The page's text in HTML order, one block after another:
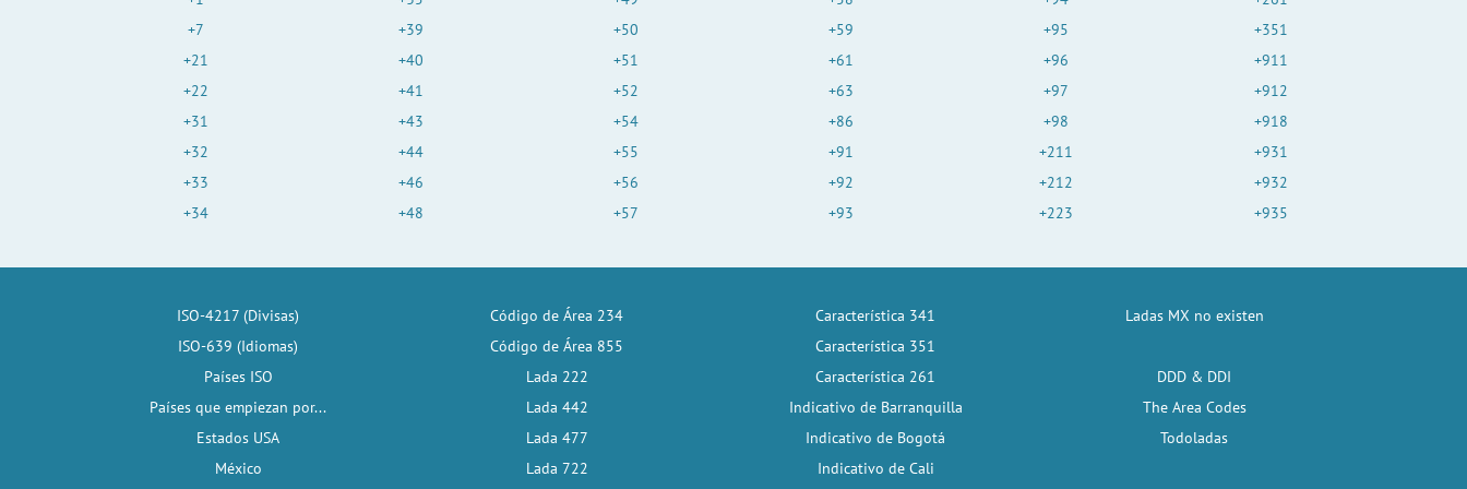
+7
+21
+22
+31
+32
+33
+34
+39
+40
+41
+43
+44
+46
+48
+50
+51
+52
+54
+55
+56
+57
+59
+61
+63
+86
+91
+92
+93
+95
+96
+97
+98
+211
+212
+223
+351
+911
+912
+918
+931
+932
+935
ISO-4217 (Divisas)
ISO-639 (Idiomas)
Países ISO
Países que empiezan por...
Estados USA
México
Código de Área 234
Código de Área 855
Lada 222
Lada 442
Lada 477
Lada 722
Característica 341
Característica 351
Característica 261
Indicativo de Barranquilla
Indicativo de Bogotá
Indicativo de Cali
Ladas MX no existen
DDD & DDI
The Area Codes
Todoladas